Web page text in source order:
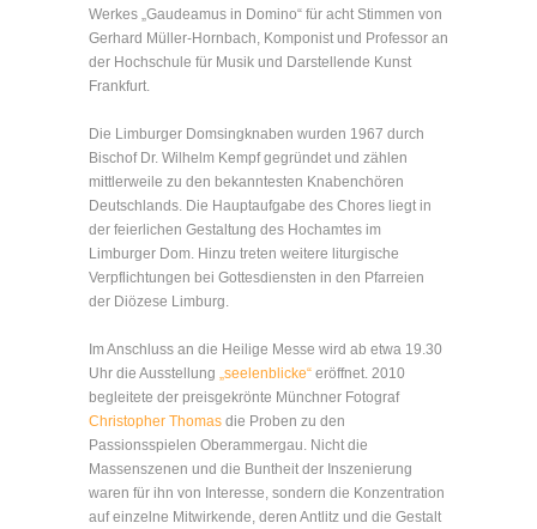
Werkes „Gaudeamus in Domino“ für acht Stimmen von
Gerhard Müller-Hornbach, Komponist und Professor an
der Hochschule für Musik und Darstellende Kunst
Frankfurt.
Die Limburger Domsingknaben wurden 1967 durch
Bischof Dr. Wilhelm Kempf gegründet und zählen
mittlerweile zu den bekanntesten Knabenchören
Deutschlands. Die Hauptaufgabe des Chores liegt in
der feierlichen Gestaltung des Hochamtes im
Limburger Dom. Hinzu treten weitere liturgische
Verpflichtungen bei Gottesdiensten in den Pfarreien
der Diözese Limburg.
Im Anschluss an die Heilige Messe wird ab etwa 19.30
Uhr die Ausstellung „seelenblicke“ eröffnet. 2010
begleitete der preisgekrönte Münchner Fotograf
Christopher Thomas die Proben zu den
Passionsspielen Oberammergau. Nicht die
Massenszenen und die Buntheit der Inszenierung
waren für ihn von Interesse, sondern die Konzentration
auf einzelne Mitwirkende, deren Antlitz und die Gestalt